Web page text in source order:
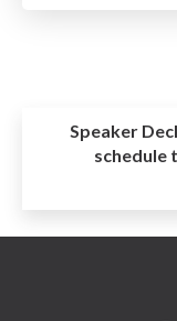
Speaker
schedule